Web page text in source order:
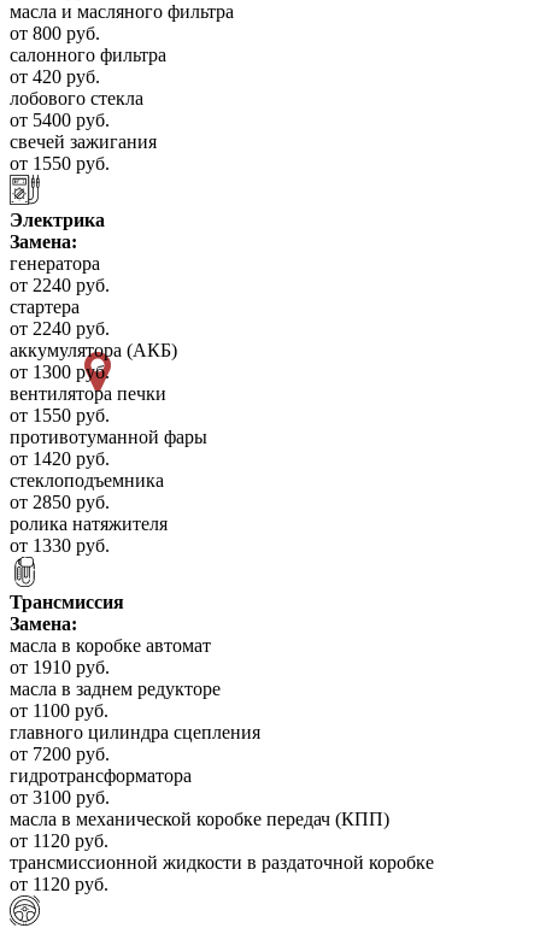
масла и масляного фильтра
от 800 руб.
салонного фильтра
от 420 руб.
лобового стекла
от 5400 руб.
свечей зажигания
от 1550 руб.
Электрика
Замена:
генератора
от 2240 руб.
стартера
от 2240 руб.
аккумулятора (АКБ)
от 1300 руб.
вентилятора печки
от 1550 руб.
противотуманной фары
от 1420 руб.
стеклоподъемника
от 2850 руб.
ролика натяжителя
от 1330 руб.
Трансмиссия
Замена:
масла в коробке автомат
от 1910 руб.
масла в заднем редукторе
от 1100 руб.
главного цилиндра сцепления
от 7200 руб.
гидротрансформатора
от 3100 руб.
масла в механической коробке передач (КПП)
от 1120 руб.
трансмиссионной жидкости в раздаточной коробке
от 1120 руб.